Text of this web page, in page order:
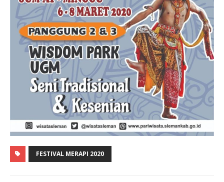
FESTIVAL MERAPI 2020